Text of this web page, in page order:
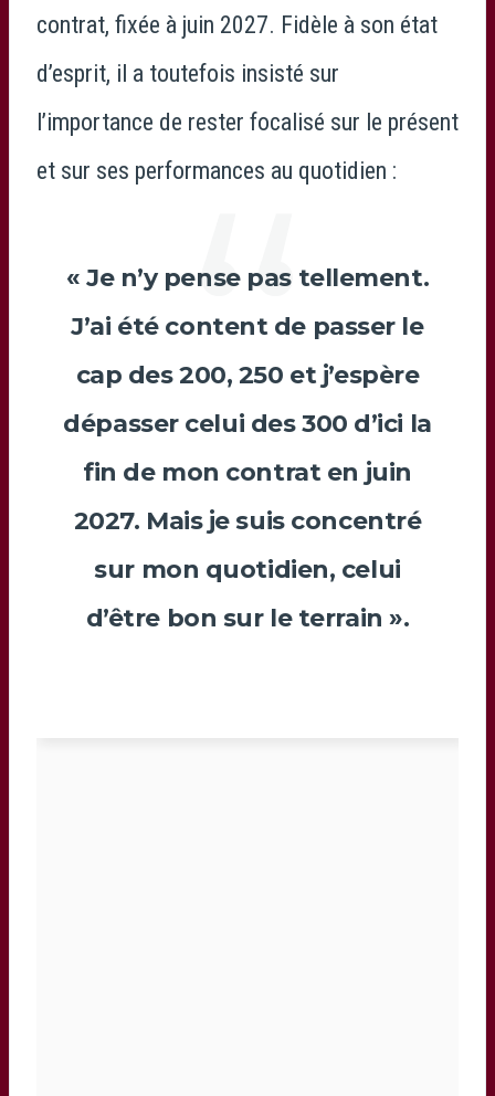
contrat, fixée à juin 2027. Fidèle à son état
d’esprit, il a toutefois insisté sur
l’importance de rester focalisé sur le présent
et sur ses performances au quotidien :
« Je n’y pense pas tellement.
J’ai été content de passer le
cap des 200, 250 et j’espère
dépasser celui des 300 d’ici la
fin de mon contrat en juin
2027. Mais je suis concentré
sur mon quotidien, celui
d’être bon sur le terrain ».